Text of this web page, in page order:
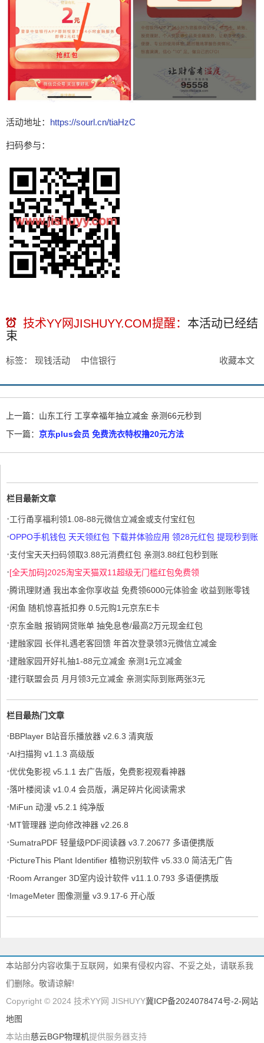
活动地址： https://sourl.cn/tiaHzC
扫码参与：
技术YY网JISHUYY.COM提醒： 本活动已经结
束
收藏本文
标签： 现钱活动 中信银行
上一篇： 山东工行 工享幸福年抽立减金 亲测66元秒到
下一篇： 京东plus会员 免费洗衣特权撸20元方法
栏目最新文章
·工行甬享福利领1.08-88元微信立减金或支付宝红包
·OPPO手机钱包 天天领红包 下载并体验应用 领28元红包 提现秒到账
·支付宝天天扫码领取3.88元消费红包 亲测3.88红包秒到账
·[全天加码]2025淘宝天猫双11超级无门槛红包免费领
·腾讯理财通 我出本金你享收益 免费领6000元体验金 收益到账零钱
·闲鱼 随机惊喜抵扣券 0.5元购1元京东E卡
·京东金融 报销网贷账单 抽免息卷/最高2万元现金红包
·建融家园 长伴礼遇老客回馈 年首次登录领3元微信立减金
·建融家园开好礼抽1-88元立减金 亲测1元立减金
·建行联盟会员 月月领3元立减金 亲测实际到账两张3元
栏目最热门文章
·BBPlayer B站音乐播放器 v2.6.3 清爽版
·AI扫描狗 v1.1.3 高级版
·优优兔影视 v5.1.1 去广告版，免费影视观看神器
·落叶楼阅读 v1.0.4 会员版，满足碎片化阅读需求
·MiFun 动漫 v5.2.1 纯净版
·MT管理器 逆向修改神器 v2.26.8
·SumatraPDF 轻量级PDF阅读器 v3.7.20677 多语便携版
·PictureThis Plant Identifier 植物识别软件 v5.33.0 简洁无广告
·Room Arranger 3D室内设计软件 v11.1.0.793 多语便携版
·ImageMeter 图像测量 v3.9.17-6 开心版
本站部分内容收集于互联网，如果有侵权内容、不妥之处，请联系我
们删除。敬请谅解!
Copyright © 2024 技术YY网 JISHUYY冀ICP备2024078474号-2-网站
地图
本站由慈云BGP物理机提供服务器支持